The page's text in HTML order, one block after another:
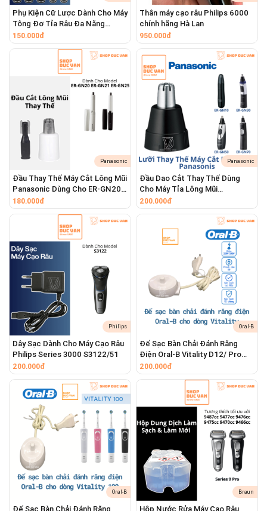
Hitachi.
SHOP CAM KẾT
Sản phẩm đúng như hình ảnh và mô tả.
Hàng mới, được kiểm tra kỹ lưỡng trước khi giao.
✅Hỗ trợ tư vấn và giải đáp mọi thắc mắc của khách hàng.
Dịch vụ sửa chữa, thay pin, thay linh kiện
chuyên nghiệp cho các thiết bị chăm sóc cá
nhân
Bạn đang gặp sự cố với chiếc máy cạo râu, bàn chải điện,
tông đơ cắt tóc hay máy cạo body yêu quý của mình?
Đừng lo lắng! Chúng tôi cung cấp dịch vụ sửa chữa, thay
pin và thay thế linh kiện
GIÁ CẢ HỢP LÝ
cho tất cả các
thương hiệu phổ biến trên thị trường.
Dịch vụ của chúng tôi bao gồm:
Máy cạo râu, máy tỉa râu
Thay thế lưỡi dao cạo râu
Sửa chữa lỗi nguồn, motor, mạch điều khiển
Thay pin máy cạo râu
Vệ sinh, bảo dưỡng máy cạo râu
Bàn chải điện
Thay pin bàn chải điện
Sửa chữa lỗi sạc, rung, motor
Thay thế đầu bàn chải
Tông đơ cắt tóc
Phụ Kiện Cữ Lược Dành Cho Máy
Tông Đơ Tỉa Râu Đa Năng
Philips Multigroom Series 5000
MG5910 MG5730 MG5720
150.000đ
Thân máy cạo râu Philips 6000
chính hãng Hà Lan
950.000đ
Panasonic
Đầu Thay Thế Máy Cắt Lông Mũi
Panasonic Dùng Cho ER-GN20,
ER-GN21, ER-GN25
180.000đ
Panasonic
Đầu Dao Cắt Thay Thế Dùng
Cho Máy Tỉa Lông Mũi
Panasonic ER-GN12 ER-GN11
ER-GN10 ER-GN30 ER-GN50 ER-
200.000đ
Philips
Dây Sạc Dành Cho Máy Cạo Râu
Philips Series 3000 S3122/51
200.000đ
Oral-B
Đế Sạc Bàn Chải Đánh Răng
Điện Oral-B Vitality D12/ Pro
500
200.000đ
Oral-B
Đế Sạc Bàn Chải Đánh Răng
Braun
Hộp Nước Rửa Máy Cạo Râu